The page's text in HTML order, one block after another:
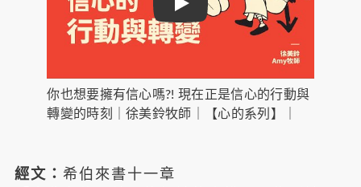
Play
你也想要擁有信心嗎?! 現在正是信心的行動與
轉變的時刻｜徐美鈴牧師｜【心的系列】｜
經文：希伯來書十一章